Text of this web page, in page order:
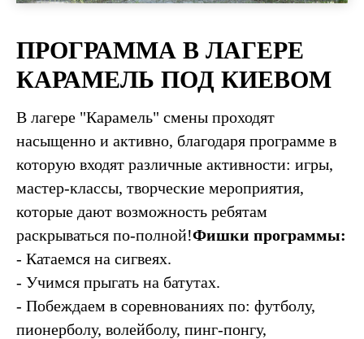
ПРОГРАММА В ЛАГЕРЕ
КАРАМЕЛЬ ПОД КИЕВОМ
В лагере "Карамель" смены проходят
насыщенно и активно, благодаря программе в
которую входят различные активности: игры,
мастер-классы, творческие мероприятия,
которые дают возможность ребятам
раскрываться по-полной!Фишки программы:
- Катаемся на сигвеях.
- Учимся прыгать на батутах.
- Побеждаем в соревнованиях по: футболу,
пионерболу, волейболу, пинг-понгу,